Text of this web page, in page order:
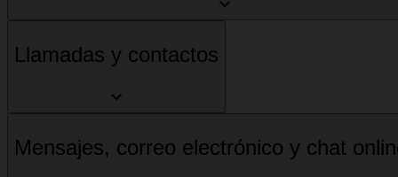
Llamadas y contactos
Mensajes, correo electrónico y chat